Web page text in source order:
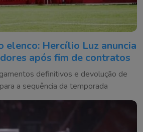
elenco: Hercílio Luz anuncia
após fim de contratos
definitivos e devolução de
a sequência da temporada